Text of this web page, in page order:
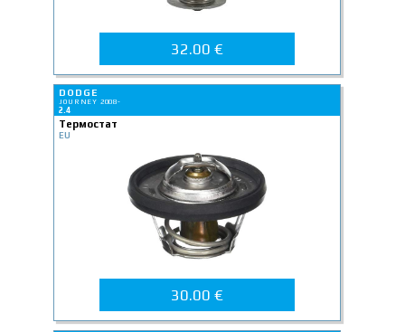
32.00 €
DODGE
JOURNEY 2008-
2.4
Термостат
EU
30.00 €